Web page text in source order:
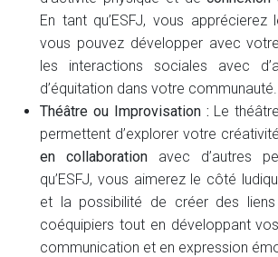
En tant qu’ESFJ, vous
vous pouvez développer avec
les interactions sociales avec
d’équitation dans votre communauté.
Théâtre ou Improvisation : Le
permettent d’explorer votre
en collaboration avec d’autres
qu’ESFJ, vous aimerez le côté
et la possibilité de créer des
coéquipiers tout en développant
communication et en expression